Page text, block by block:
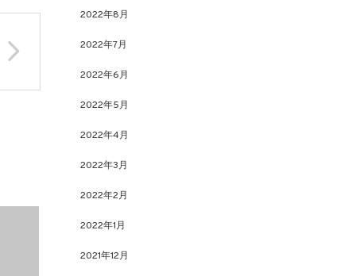
2022年8月
2022年7月
2022年6月
2022年5月
2022年4月
2022年3月
2022年2月
2022年1月
2021年12月